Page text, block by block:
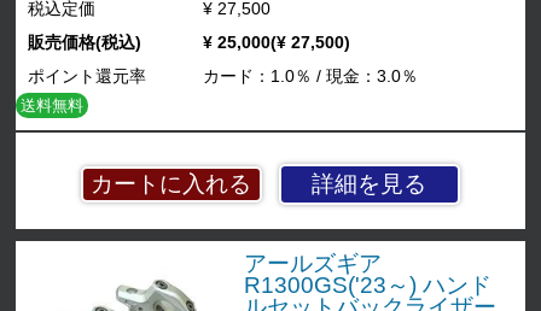
詳細を見る
税込定価
¥ 27,500
販売価格(税込)
¥ 25,000(¥ 27,500)
ポイント還元率
カード：1.0％ / 現金：3.0％
送料無料
アールズギア
R1300GS('23～) ハンド